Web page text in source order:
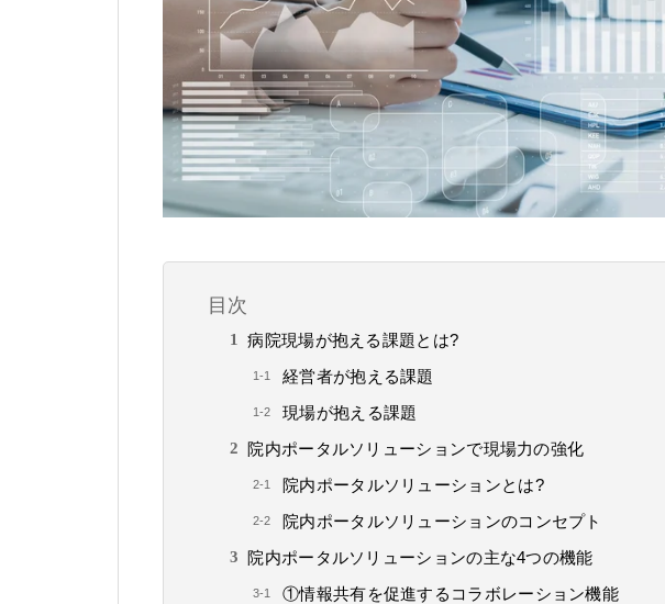
目次
病院現場が抱える課題とは?
経営者が抱える課題
現場が抱える課題
院内ポータルソリューションで現場力の強化
院内ポータルソリューションとは?
院内ポータルソリューションのコンセプト
院内ポータルソリューションの主な4つの機能
①情報共有を促進するコラボレーション機能